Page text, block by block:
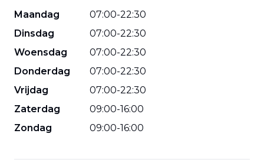
Maandag 07:00-22:30
Dinsdag
07:00-22:30
Woensdag
07:00-22:30
Donderdag
07:00-22:30
Vrijdag
07:00-22:30
Zaterdag
09:00-16:00
Zondag
09:00-16:00